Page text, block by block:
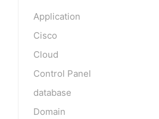
Application
Cisco
Cloud
Control Panel
database
Domain